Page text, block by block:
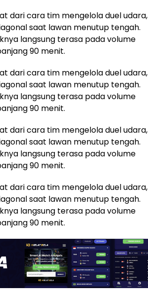
dari cara tim mengelola duel udara,
saat lawan menutup tengah.
langsung terasa pada volume
90 menit.
dari cara tim mengelola duel udara,
saat lawan menutup tengah.
langsung terasa pada volume
90 menit.
dari cara tim mengelola duel udara,
saat lawan menutup tengah.
langsung terasa pada volume
90 menit.
dari cara tim mengelola duel udara,
saat lawan menutup tengah.
langsung terasa pada volume
90 menit.